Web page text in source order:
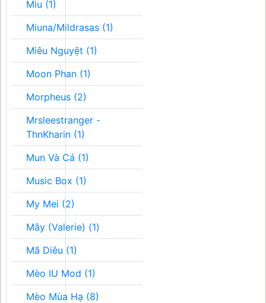
Miu (1)
Miuna/Mildrasas (1)
Miêu Nguyệt (1)
Moon Phan (1)
Morpheus (2)
Mrsleestranger -
ThnKharin (1)
Mun Và Cá (1)
Music Box (1)
My Mei (2)
Mây (Valerie) (1)
Mã Diêu (1)
Mèo IU Mod (1)
Mèo Mùa Hạ (8)